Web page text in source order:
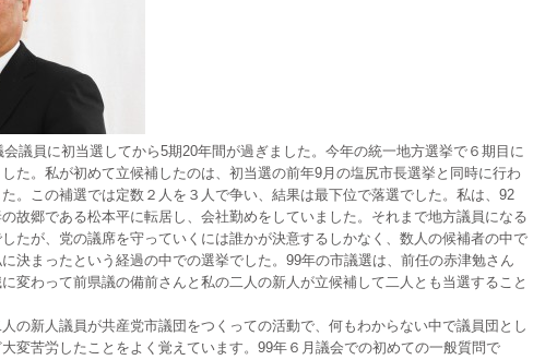
議員に初当選してから5期20年間が過ぎました。今年の統一地方選挙で６期目に
た。私が初めて立候補したのは、初当選の前年9月の塩尻市長選挙と同時に行わ
。この補選では定数２人を３人で争い、結果は最下位で落選でした。私は、92
故郷である松本平に転居し、会社勤めをしていました。それまで地方議員になる
たが、党の議席を守っていくには誰かが決意するしかなく、数人の候補者の中で
決まったという経過の中での選挙でした。99年の市議選は、前任の赤津勉さん
変わって前県議の備前さんと私の二人の新人が立候補して二人とも当選すること
の新人議員が共産党市議団をつくっての活動で、何もわからない中で議員団とし
変苦労したことをよく覚えています。99年６月議会での初めての一般質問で